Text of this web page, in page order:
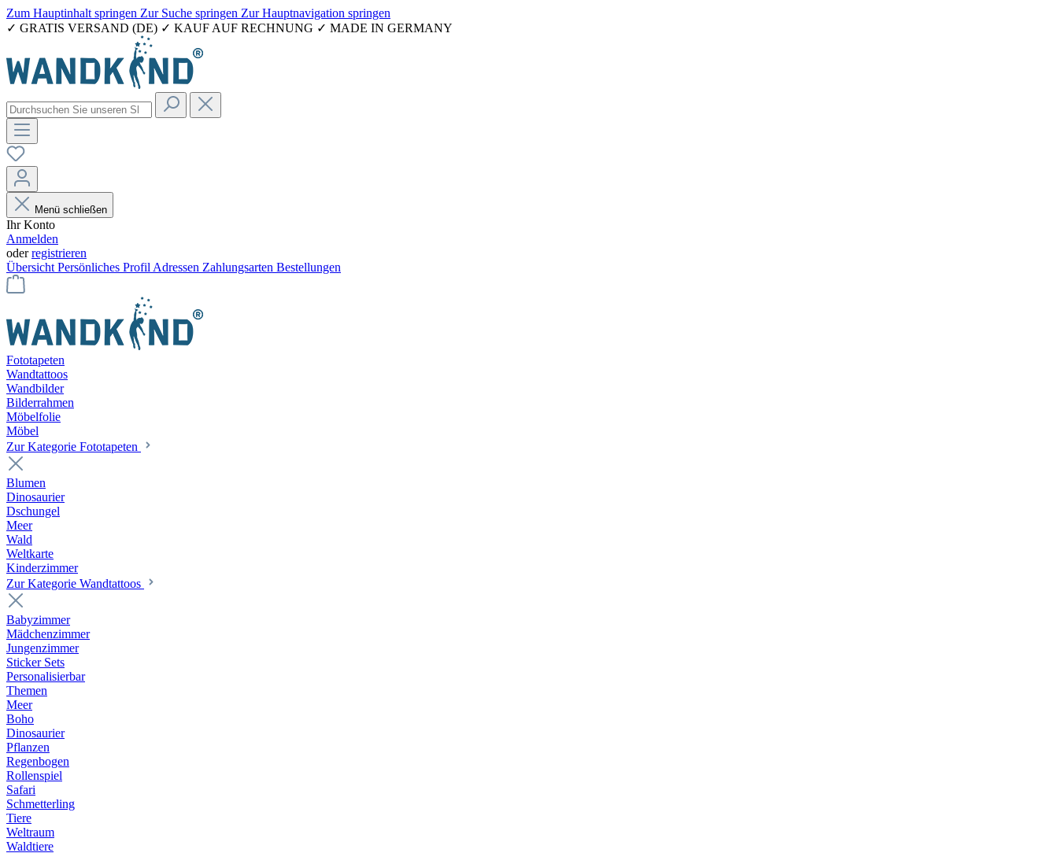
Zum Hauptinhalt springen Zur Suche springen Zur Hauptnavigation springen
✓ GRATIS VERSAND (DE) ✓ KAUF AUF RECHNUNG ✓ MADE IN GERMANY
Menü schließen
Ihr Konto
Anmelden
oderregistrieren
Übersicht Persönliches Profil Adressen Zahlungsarten Bestellungen
Fototapeten
Wandtattoos
Wandbilder
Bilderrahmen
Möbelfolie
Möbel
Zur Kategorie Fototapeten
Blumen
Dinosaurier
Dschungel
Meer
Wald
Weltkarte
Kinderzimmer
Zur Kategorie Wandtattoos
Babyzimmer
Mädchenzimmer
Jungenzimmer
Sticker Sets
Personalisierbar
Themen
Meer
Boho
Dinosaurier
Pflanzen
Regenbogen
Rollenspiel
Safari
Schmetterling
Tiere
Weltraum
Waldtiere